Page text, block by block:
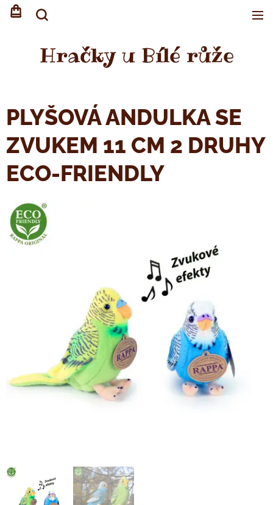
Hračky u Bílé růže
PLYŠOVÁ ANDULKA SE
ZVUKEM 11 CM 2 DRUHY
ECO-FRIENDLY